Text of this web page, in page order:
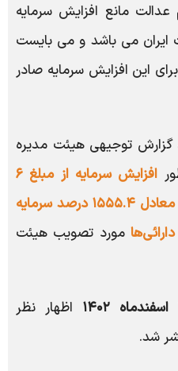
عدالت مانع افزایش سرمایه
ایران می باشد و می بایست
این افزایش سرمایه صادر
گزارش توجیهی هیئت مدیره
افزایش سرمایه از مبلغ ۶
همت به مبلغ ۱۰۷.۶۴۵ همت معادل ۱۵۵۵.۴ درصد سرمایه
مورد تصویب هیئت
اظهار نظر
شد.